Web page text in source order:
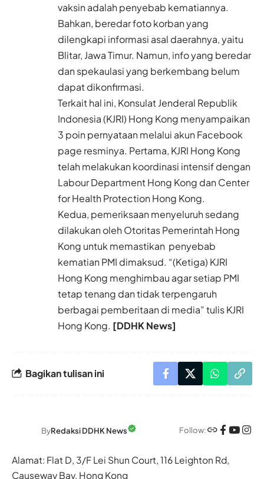
vaksin adalah penyebab kematiannya.
Bahkan, beredar foto korban yang
dilengkapi informasi asal daerahnya, yaitu
Blitar, Jawa Timur. Namun, info yang beredar
dan spekaulasi yang berkembang belum
dapat dikonfirmasi.
Terkait hal ini, Konsulat Jenderal Republik
Indonesia (KJRI) Hong Kong menyampaikan
3 poin pernyataan melalui akun Facebook
page resminya. Pertama, KJRI Hong Kong
telah melakukan koordinasi intensif dengan
Labour Department Hong Kong dan Center
for Health Protection Hong Kong.
Kedua, pemeriksaan menyeluruh sedang
dilakukan oleh Otoritas Pemerintah Hong
Kong untuk memastikan penyebab
kematian PMI dimaksud. “(Ketiga) KJRI
Hong Kong menghimbau agar setiap PMI
tetap tenang dan tidak terpengaruh
berbagai pemberitaan di media” tulis KJRI
Hong Kong. [DDHK News]
Bagikan tulisan ini
ByRedaksi DDHK News Follow:
Alamat: Flat D, 3/F Lei Shun Court, 116 Leighton Rd,
Causeway Bay, Hong Kong